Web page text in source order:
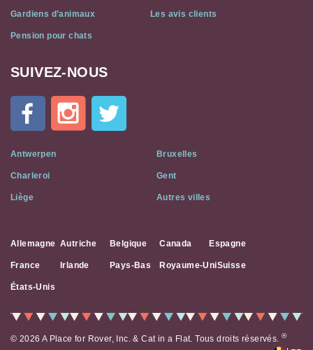
Gardiens d’animaux Les avis clients
Pension pour chats
Cat
Flat
Social
Media
SUIVEZ-NOUS
Antwerpen Bruxelles
Charleroi Gent
Liège Autres villes
Allemagne Autriche Belgique Canada Espagne
France Irlande Pays-Bas Royaume-UniSuisse
États-Unis
© 2026 A Place for Rover, Inc. & Cat in a Flat. Tous droits réservés. ®